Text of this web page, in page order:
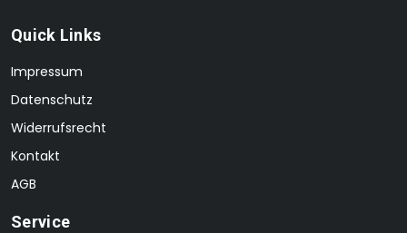
Quick Links
Impressum
Datenschutz
Widerrufsrecht
Kontakt
AGB
Service